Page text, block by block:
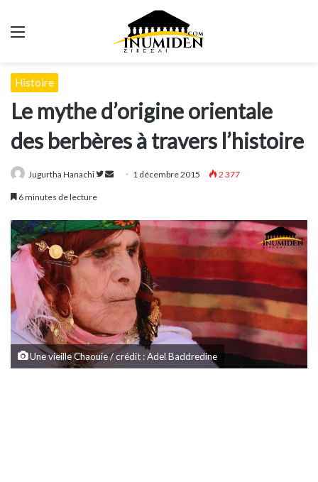
Menu
Histoire
Le mythe d’origine orientale
des berbères à travers l’histoire
Jugurtha Hanachi
Suivre
Envoyer1 décembre 2015 2 377
6 minutes de lecture
Une vieille Chaouie / crédit : Adel Baddredine